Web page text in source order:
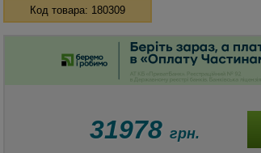
Код товара: 180309
31978грн.